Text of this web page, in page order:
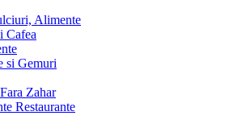
Alimente
Cafea
si Gemuri
Zahar
Restaurante